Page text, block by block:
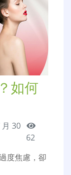
如何
30
62
度焦慮，卻